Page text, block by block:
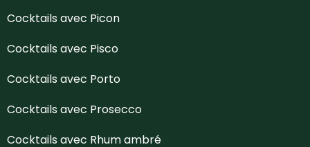
Cocktails avec Picon
Cocktails avec Pisco
Cocktails avec Porto
Cocktails avec Prosecco
Cocktails avec Rhum ambré